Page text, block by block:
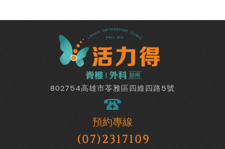
802754高雄市苓雅區四維四路5號
預約專線
(07)2317109